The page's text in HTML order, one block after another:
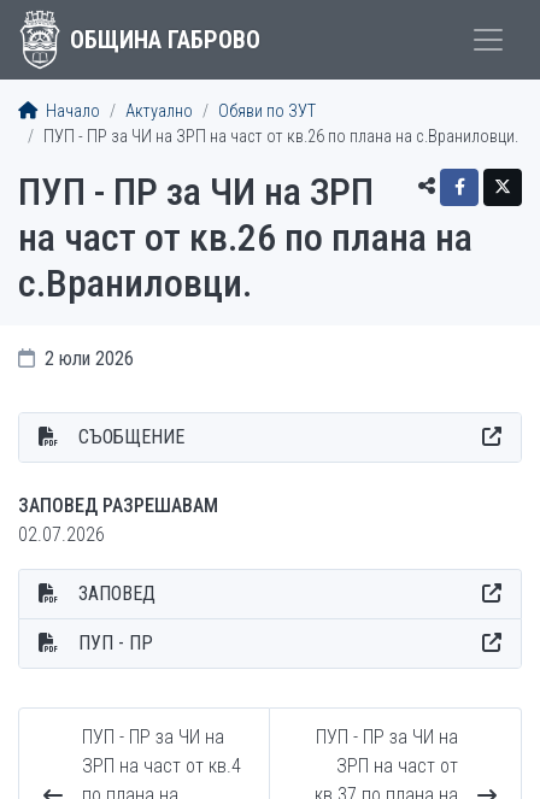
ОБЩИНА ГАБРОВО
Начало Актуално
Обяви по ЗУТ
ПУП - ПР за ЧИ на ЗРП на част от кв.26 по плана на с.Враниловци.
ПУП - ПР за ЧИ на ЗРП
на част от кв.26 по плана на
с.Враниловци.
2 юли 2026
СЪОБЩЕНИЕ
ЗАПОВЕД РАЗРЕШАВАМ
02.07.2026
ЗАПОВЕД
ПУП - ПР
ПУП - ПР за ЧИ на
ЗРП на част от кв.4
ПУП - ПР за ЧИ на
ЗРП на част от